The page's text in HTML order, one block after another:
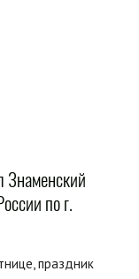
Знаменский
по г.
праздник